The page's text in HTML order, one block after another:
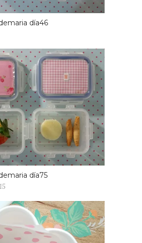
día46
día75